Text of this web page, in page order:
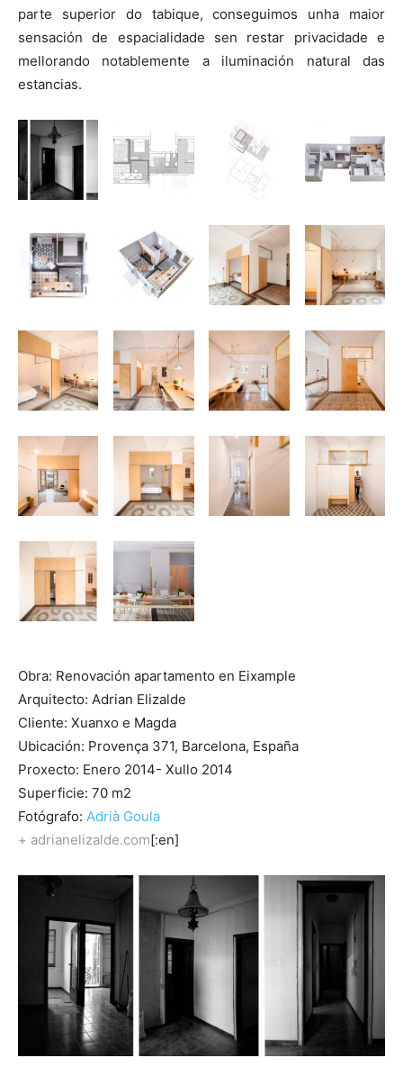
parte superior do tabique, conseguimos unha maior
sensación de espacialidade sen restar privacidade e
mellorando notablemente a iluminación natural das
estancias.
Obra: Renovación apartamento en Eixample
Arquitecto: Adrian Elizalde
Cliente: Xuanxo e Magda
Ubicación: Provença 371, Barcelona, España
Proxecto: Enero 2014- Xullo 2014
Superficie: 70 m2
Fotógrafo: Adrià Goula
+ adrianelizalde.com[:en]